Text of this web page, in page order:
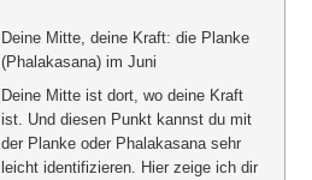
Deine Mitte, deine Kraft: die Planke
(Phalakasana) im Juni
Deine Mitte ist dort, wo deine Kraft
ist. Und diesen Punkt kannst du mit
der Planke oder Phalakasana sehr
leicht identifizieren. Hier zeige ich dir